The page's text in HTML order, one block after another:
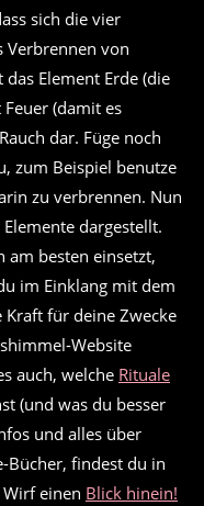
sich die vier
Verbrennen von
Element Erde (die
(damit es
dar. Füge noch
zum Beispiel benutze
zu verbrennen. Nun
dargestellt.
am besten einsetzt,
im Einklang mit dem
für deine Zwecke
Website
auch, welche Rituale
(und was du besser
und alles über
Bücher, findest du in
einen Blick hinein!